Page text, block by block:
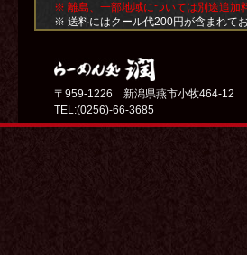
※ 離島、一部地域については別途追加
※ 送料にはクール代200円が含まれて
〒959-1226 新潟県燕市小牧464-12
TEL:(0256)-66-3685